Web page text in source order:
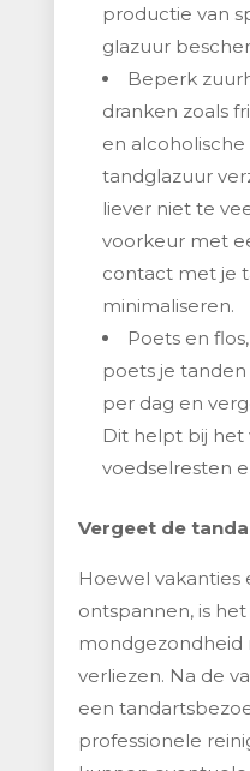
productie van
glazuur
Beperk
dranken zoals
en
tandglazuur
liever niet te
voorkeur met
contact met je
minimaliseren.
Poets en
poets je
per dag en
Dit helpt bij het
voedselresten
Vergeet de
Hoewel vakanties
ontspannen, is
mondgezondheid
verliezen. Na de
een
professionele